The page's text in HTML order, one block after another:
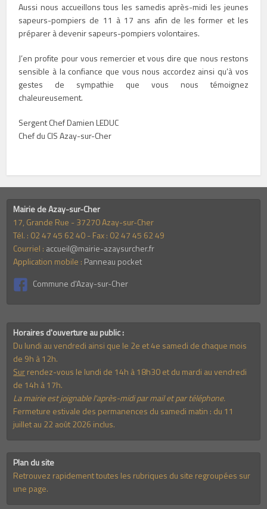
Aussi nous accueillons tous les samedis après-midi les jeunes
sapeurs-pompiers de 11 à 17 ans afin de les former et les
préparer à devenir sapeurs-pompiers volontaires.
J’en profite pour vous remercier et vous dire que nous restons
sensible à la confiance que vous nous accordez ainsi qu’à vos
gestes de sympathie que vous nous témoignez
chaleureusement.
Sergent Chef Damien LEDUC
Chef du CIS Azay-sur-Cher
Mairie de Azay-sur-Cher
17, Grande Rue - 37270 Azay-sur-Cher
Tél. : 02 47 45 62 40 - Fax : 02 47 45 62 49
Courriel : accueil@mairie-azaysurcher.fr
Application mobile : Panneau pocket
Commune d'Azay-sur-Cher
Horaires d'ouverture au public :
Du lundi au vendredi ainsi que le 2e et 4e samedi de chaque mois
de 9h à 12h.
Surrendez-vous le lundi de 14h à 18h30 et du mardi au vendredi
de 14h à 17h.
La mairie est joignable l'après-midi par mail et par téléphone.
Fermeture estivale des permanences du samedi matin : du 11
juillet au 22 août 2026 inclus.
Plan du site
Retrouvez rapidement toutes les rubriques du site regroupées sur
une page.